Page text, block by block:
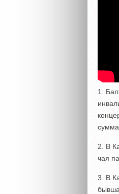
1.
сумма.
2. В
чая
3. В